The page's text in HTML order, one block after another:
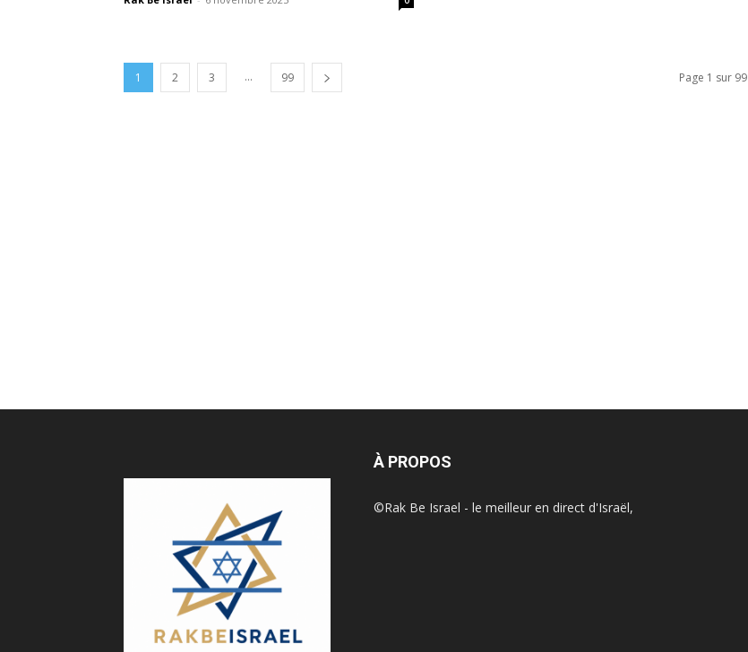
1 2 3 ... 99 Page 1 sur 99
À PROPOS
©Rak Be Israel - le meilleur en direct d'Israël,